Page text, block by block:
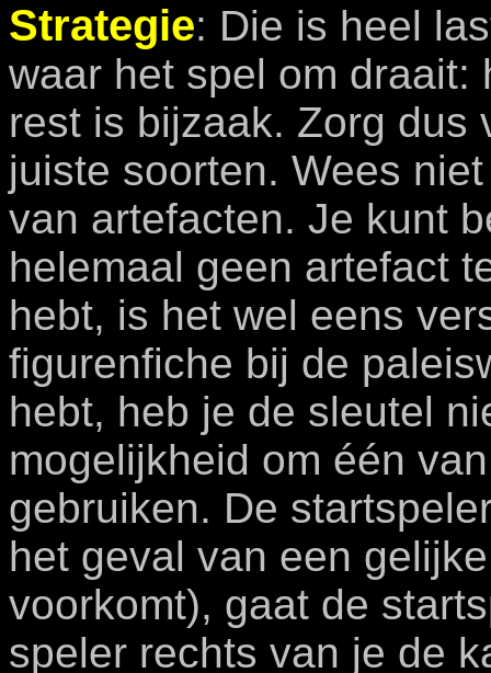
Strategie: Die is heel
waar het spel om draait:
rest is bijzaak. Zorg dus
juiste soorten. Wees
van artefacten. Je kunt
helemaal geen artefact
hebt, is het wel eens
figurenfiche bij de
hebt, heb je de sleutel
mogelijkheid om één
gebruiken. De
het geval van een
voorkomt), gaat de
speler rechts van je de